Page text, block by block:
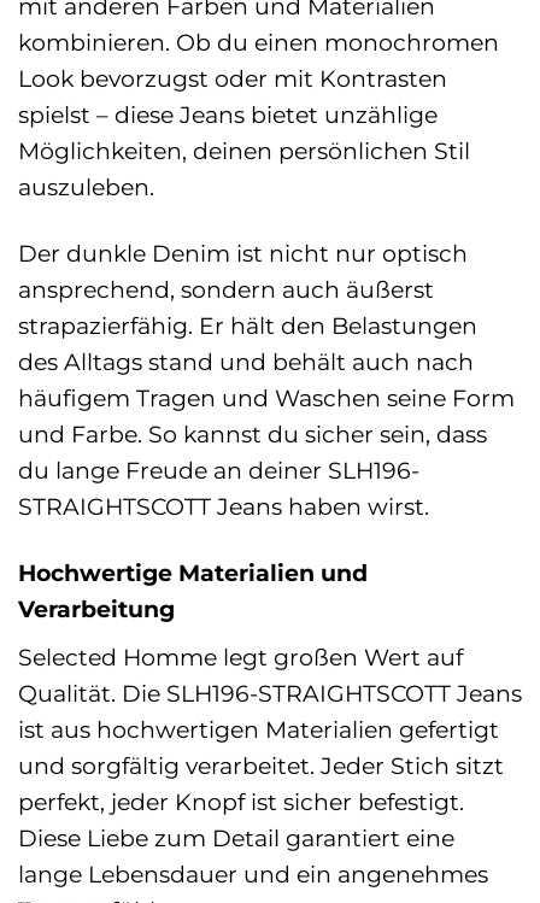
mit anderen Farben und Materialien
kombinieren. Ob du einen monochromen
Look bevorzugst oder mit Kontrasten
spielst – diese Jeans bietet unzählige
Möglichkeiten, deinen persönlichen Stil
auszuleben.
Der dunkle Denim ist nicht nur optisch
ansprechend, sondern auch äußerst
strapazierfähig. Er hält den Belastungen
des Alltags stand und behält auch nach
häufigem Tragen und Waschen seine Form
und Farbe. So kannst du sicher sein, dass
du lange Freude an deiner SLH196-
STRAIGHTSCOTT Jeans haben wirst.
Hochwertige Materialien und
Verarbeitung
Selected Homme legt großen Wert auf
Qualität. Die SLH196-STRAIGHTSCOTT Jeans
ist aus hochwertigen Materialien gefertigt
und sorgfältig verarbeitet. Jeder Stich sitzt
perfekt, jeder Knopf ist sicher befestigt.
Diese Liebe zum Detail garantiert eine
lange Lebensdauer und ein angenehmes